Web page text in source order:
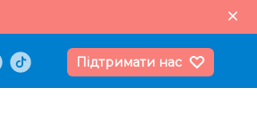
Підтримати нас